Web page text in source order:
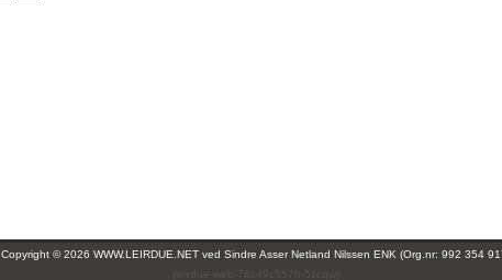
Copyright © 2026 WWW.LEIRDUE.NET ved Sindre Asser Netland Nilssen ENK (Org.nr: 992 354
(leirdue-web-76c49c557b-5zcqw)